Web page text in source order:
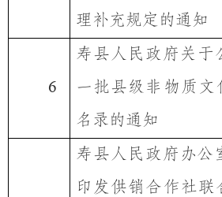
理补充规定的通知
6
寿县人民政府关于
一批县级非物质文
名录的通知
寿县人民政府办公
印发供销合作社联